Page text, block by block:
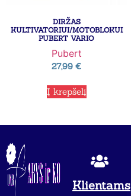
DIRŽAS
KULTIVATORIUI/MOTOBLOKUI
PUBERT VARIO
Pubert
27,99 €
Į krepšelį
Klientams